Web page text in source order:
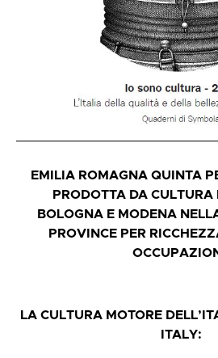
EMILIA ROMAGNA QUINTA
PRODOTTA DA CULTURA
BOLOGNA E MODENA
PROVINCE PER
LA CULTURA MOTORE
ITALY: